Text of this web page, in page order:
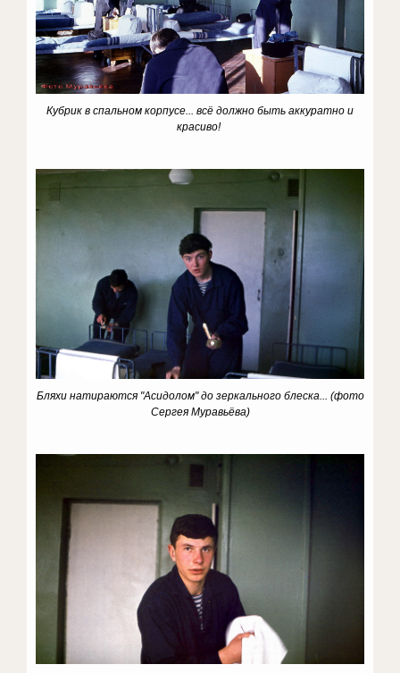
Кубрик в спальном корпусе... всё должно быть аккуратно и
красиво!
Бляхи натираются "Асидолом" до зеркального блеска...
(фото
Сергея Муравьёва)